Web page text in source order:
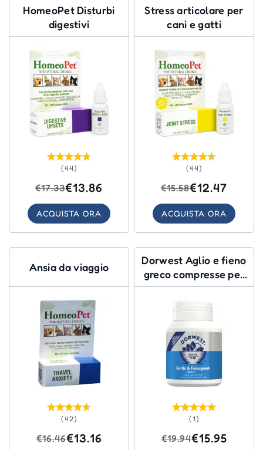
HomeoPet Disturbi
digestivi
(44)
€17.33€13.86
ACQUISTA ORA
Stress articolare per
cani e gatti
(44)
€15.58€12.47
ACQUISTA ORA
Ansia da viaggio
(42)
€16.46€13.16
Dorwest Aglio e fieno
greco compresse per
cani
(1)
€19.94€15.95